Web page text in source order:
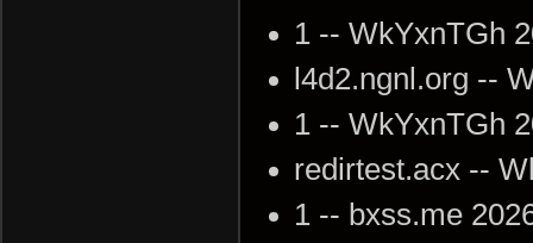
1 -- WkYxnTGh
l4d2.ngnl.org --
1 -- WkYxnTGh
redirtest.acx --
1 -- bxss.me